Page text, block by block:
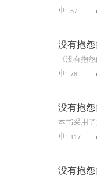
57
没有抱
78
没有抱
117
没有抱